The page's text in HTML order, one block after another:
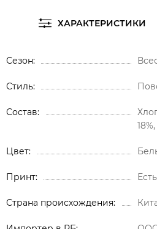
ХАРАКТЕРИСТИКИ
Сезон
Стиль
Состав
Цвет
Принт
Страна происхождения